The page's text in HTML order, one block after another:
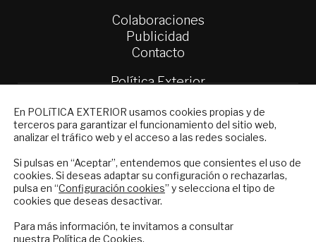
Colaboraciones
Publicidad
Contacto
Política Exterior
Afkar/Ideas
© 2026 - Fundación Análisis de Política
Exterior. Todos los derechos reservadosAviso
Legal|Política de Privacidad y de Cookies
Financiado por el Programa KIT Digital. Plan de
En POLíTICA EXTERIOR usamos cookies propias y de
terceros para garantizar el funcionamiento del sitio web,
analizar el tráfico web y el acceso a las redes sociales.
Si pulsas en “Aceptar”, entendemos que consientes el uso de
cookies. Si deseas adaptar su configuración o rechazarlas,
pulsa en “Configuración cookies” y selecciona el tipo de
cookies que deseas desactivar.
Para más información, te invitamos a consultar
nuestra Política de Cookies.
NEWSLETTER
Suscríbase a nuestro boletín electrónico y
reciba en su correo el mejor análisis
internacional en español.